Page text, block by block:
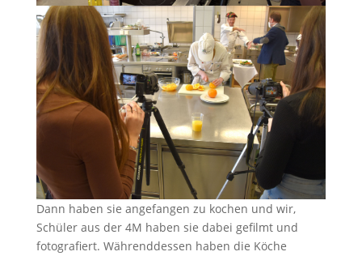
Dann haben sie angefangen zu kochen und wir,
Schüler aus der 4M haben sie dabei gefilmt und
fotografiert. Währenddessen haben die Köche